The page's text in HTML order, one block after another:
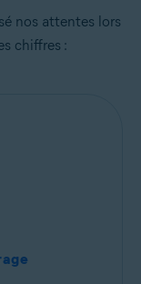
nos attentes lors
chiffres :